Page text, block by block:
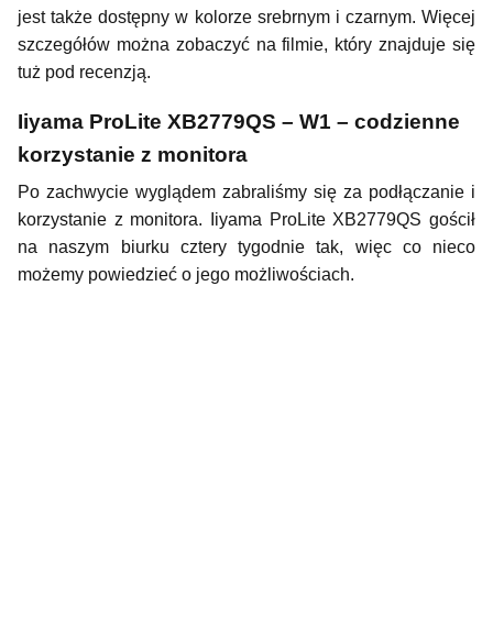
jest także dostępny w kolorze srebrnym i czarnym. Więcej
szczegółów można zobaczyć na filmie, który znajduje się
tuż pod recenzją.
Iiyama ProLite XB2779QS – W1 – codzienne
korzystanie z monitora
Po zachwycie wyglądem zabraliśmy się za podłączanie i
korzystanie z monitora. Iiyama ProLite XB2779QS gościł
na naszym biurku cztery tygodnie tak, więc co nieco
możemy powiedzieć o jego możliwościach.